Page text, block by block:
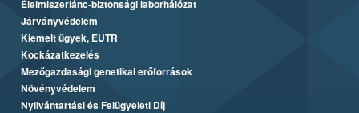
Élelmiszerlánc-biztonsági laborhálózat
Járványvédelem
Kiemelt ügyek, EUTR
Kockázatkezelés
Mezőgazdasági genetikai erőforrások
Növényvédelem
Nyilvántartási és Felügyeleti Díj